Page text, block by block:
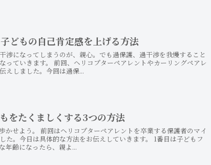
どもの自己肯定感を上げる方法
渉になってしまうのが、親心。でも過保護、過干渉を我慢すること
っていきます。 前回、ヘリコプターペアレントやカーリングペアレ
えしました。今回は過保...
をたくましくする3つの方法
かせよう。 前回はヘリコプターペアレントを卒業する保護者のマイ
た。今日は具体的な方法をお伝えしていきます。 1番目は子どもフ
年齢になったら、親よ...